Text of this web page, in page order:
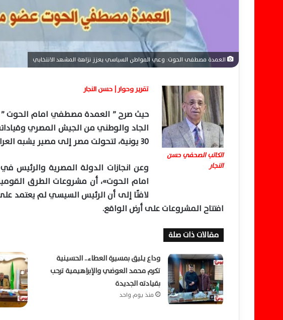
العمدة مصطفى الحوت: وعي المواطن السياسي يعزز نزاهة المشهد الانتخابي
الكاتب الصحفي حسن
النجار
تقرير وحوار | حسن النجار
حيث صرح ” العمدة مصطفي امام الحوت ”
الجاد والوطني من الجيش المصري
٣٠ يونية، لتحولت مصر إلى مصير يشبه العراق والشام.
وعن انجازات الدولة المصرية
امام الحوت»، أن مشروعات الطرق
لافتًا إلى أن الرئيس السيسي لم يعتمد
افتتاح المشروعات على أرض الواقع.
مقالات ذات صلة
وداع يليق بمسيرة العطاء.. الحسينية
تكرم محمد العوضي والإبراهيمية ترحب
بقيادته الجديدة
منذ يوم واحد